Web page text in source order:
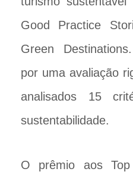
Good Practice
Green
por uma avaliação
analisados 15
sustentabilidade.
O prêmio aos